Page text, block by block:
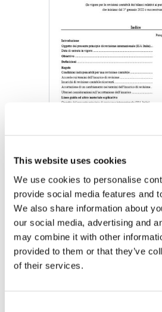
This website uses cookies
We use cookies to personalise
provide social media features and
We also share information about
our social media, advertising and
may combine it with other
provided to them or that they’ve
of their services.
PRINCIPIO DI REVIS IONE
ACCORDI RELATIVI AI TERMINI DEGLI
REVISIONE
DOWNLOAD